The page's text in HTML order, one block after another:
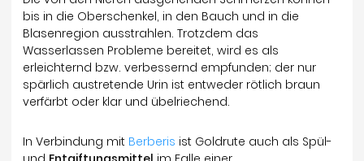
bis in die Oberschenkel, in den Bauch und in die
Blasenregion ausstrahlen. Trotzdem das
Wasserlassen Probleme bereitet, wird es als
erleichternd bzw. verbessernd empfunden; der nur
spärlich austretende Urin ist entweder rötlich braun
verfärbt oder klar und übelriechend.
In Verbindung mit Berberis ist Goldrute auch als Spül-